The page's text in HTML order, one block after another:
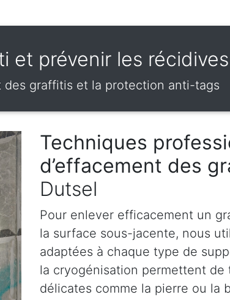
et prévenir les
des graffitis et la protection anti-tags
Techniques
d’effacement des
Dutsel
Pour enlever efficacement un
la surface sous-jacente, nous
adaptées à chaque type de
la cryogénisation permettent de
délicates comme la pierre ou la